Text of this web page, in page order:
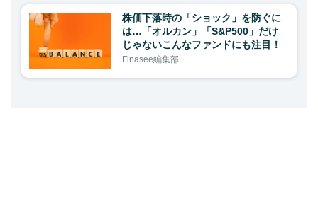
株価下落時の「ショック」を防ぐに
は…「オルカン」「S&P500」だけ
じゃないこんなファンドにも注目！
Finasee編集部